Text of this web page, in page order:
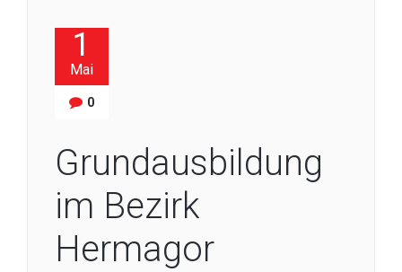
1
Mai
0
Grundausbildung
im Bezirk
Hermagor